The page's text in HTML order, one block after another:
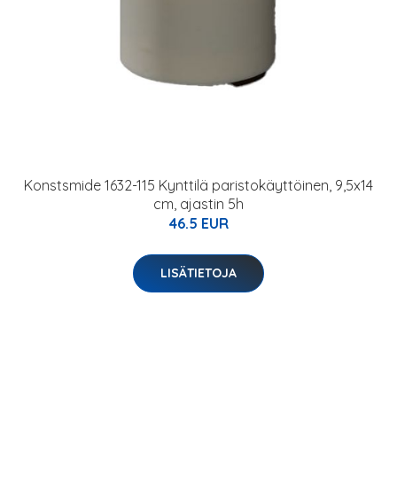
Konstsmide 1632-115 Kynttilä paristokäyttöinen, 9,5x14
cm, ajastin 5h
46.5 EUR
LISÄTIETOJA